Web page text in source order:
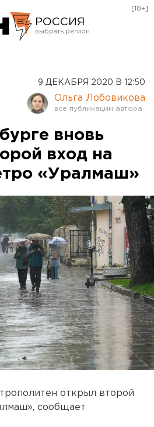
РОССИЯ
Курган
Оренбург
[18+]
9 ДЕКАБРЯ 2020 В 12:50
Ольга Лобовикова
вновь
вход на
«Уралмаш»
открыл второй
сообщает